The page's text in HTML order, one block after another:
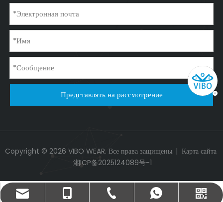
Представлять на рассмотрение
Copyright © 2026 VIBO WEAR. Все права защищены. | Карта сайта
湘ICP备2025124089号-1
info@vibowear.com
+86- 18073182995
+86-731-85666876
+86- 18073182995
WeChat